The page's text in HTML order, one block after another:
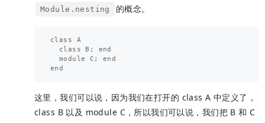
Module.nesting 的概念。
class A
  class B; end
  module C; end
这里，我们可以说，因为我们在打开的 class A 中定义了，
class B 以及 module C，所以我们可以说，我们把 B 和 C